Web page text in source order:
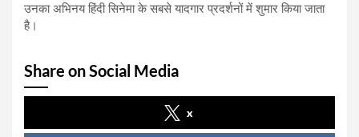
उनका अभिनय हिंदी सिनेमा के सबसे यादगार प्रदर्शनों में शुमार किया जाता
है।
Share on Social Media
x